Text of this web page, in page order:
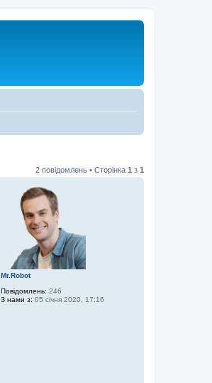
2 повідомлень • Сторінка 1 з 1
Mr.Robot
Повідомлень: 246
З нами з: 05 січня 2020, 17:16